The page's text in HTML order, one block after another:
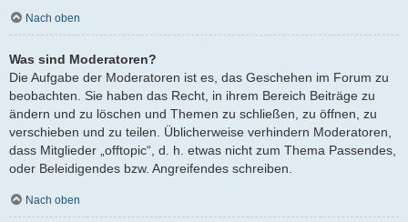
Nach oben
Was sind Moderatoren?
Die Aufgabe der Moderatoren ist es, das Geschehen im Forum zu
beobachten. Sie haben das Recht, in ihrem Bereich Beiträge zu
ändern und zu löschen und Themen zu schließen, zu öffnen, zu
verschieben und zu teilen. Üblicherweise verhindern Moderatoren,
dass Mitglieder „offtopic“, d. h. etwas nicht zum Thema Passendes,
oder Beleidigendes bzw. Angreifendes schreiben.
Nach oben